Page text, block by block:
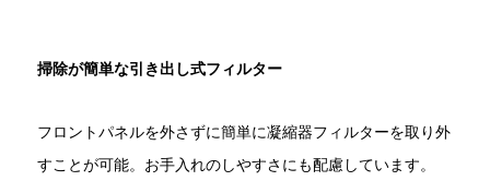
掃除が簡単な引き出し式フィルター
フロントパネルを外さずに簡単に凝縮器フィルターを取り外
すことが可能。お手入れのしやすさにも配慮しています。